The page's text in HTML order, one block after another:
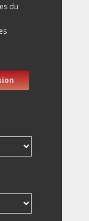
du